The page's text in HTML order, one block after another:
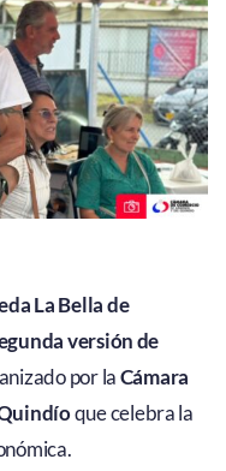
La Bella de
versión de
por laCámara
que celebra la